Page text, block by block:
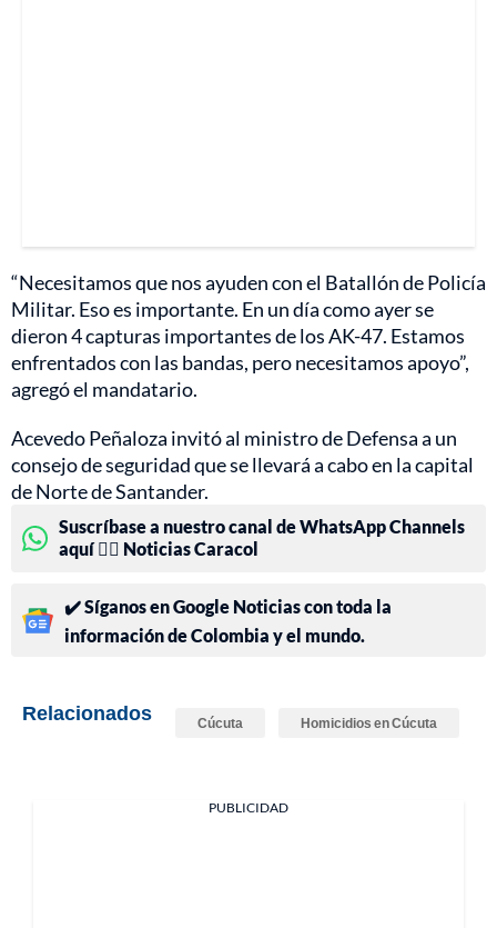
“Necesitamos que nos ayuden con el Batallón de Policía
Militar. Eso es importante. En un día como ayer se
dieron 4 capturas importantes de los AK-47. Estamos
enfrentados con las bandas, pero necesitamos apoyo”,
agregó el mandatario.
Acevedo Peñaloza invitó al ministro de Defensa a un
consejo de seguridad que se llevará a cabo en la capital
de Norte de Santander.
Suscríbase a nuestro canal de WhatsApp Channels
aquí 👉🏻 Noticias Caracol
✔️ Síganos en Google Noticias con toda la
información de Colombia y el mundo.
Relacionados Cúcuta Homicidios en Cúcuta
PUBLICIDAD